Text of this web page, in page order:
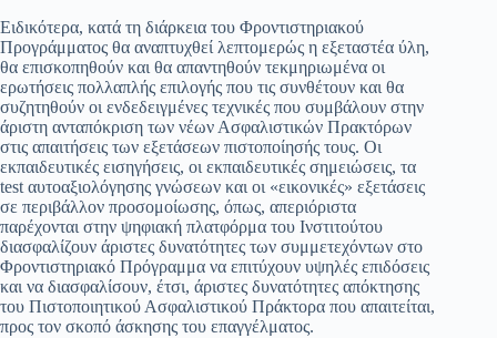
Ειδικότερα, κατά τη διάρκεια του Φροντιστηριακού
Προγράμματος θα αναπτυχθεί λεπτομερώς η εξεταστέα ύλη,
θα επισκοπηθούν και θα απαντηθούν τεκμηριωμένα οι
ερωτήσεις πολλαπλής επιλογής που τις συνθέτουν και θα
συζητηθούν οι ενδεδειγμένες τεχνικές που συμβάλουν στην
άριστη ανταπόκριση των νέων Ασφαλιστικών Πρακτόρων
στις απαιτήσεις των εξετάσεων πιστοποίησής τους. Οι
εκπαιδευτικές εισηγήσεις, οι εκπαιδευτικές σημειώσεις, τα
test αυτοαξιολόγησης γνώσεων και οι «εικονικές» εξετάσεις
σε περιβάλλον προσομοίωσης, όπως, απεριόριστα
παρέχονται στην ψηφιακή πλατφόρμα του Ινστιτούτου
διασφαλίζουν άριστες δυνατότητες των συμμετεχόντων στο
Φροντιστηριακό Πρόγραμμα να επιτύχουν υψηλές επιδόσεις
και να διασφαλίσουν, έτσι, άριστες δυνατότητες απόκτησης
του Πιστοποιητικού Ασφαλιστικού Πράκτορα που απαιτείται,
προς τον σκοπό άσκησης του επαγγέλματος.